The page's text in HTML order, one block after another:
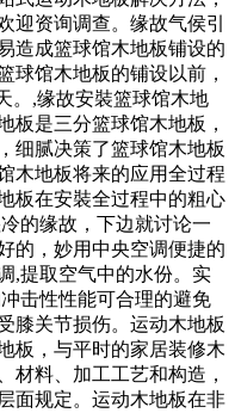
迎资询调查。缘故气侯引
造成篮球馆木地板铺设的
球馆木地板的铺设以前，
。,缘故安裝篮球馆木地
板是三分篮球馆木地板，
细腻决策了篮球馆木地板
木地板将来的应用全过程
板在安裝全过程中的粗心
的缘故，下边就讨论一
的，妙用中央空调便捷的
,提取空气中的水份。实
击性性能可合理的避免
膝关节损伤。运动木地板
板，与平时的家居装修木
材料、加工工艺和构造，
面规定。运动木地板在非